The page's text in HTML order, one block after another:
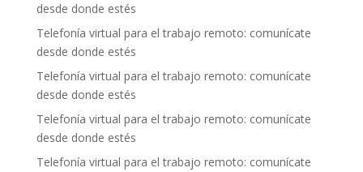
desde donde estés
Telefonía virtual para el trabajo remoto: comunícate
desde donde estés
Telefonía virtual para el trabajo remoto: comunícate
desde donde estés
Telefonía virtual para el trabajo remoto: comunícate
desde donde estés
Telefonía virtual para el trabajo remoto: comunícate